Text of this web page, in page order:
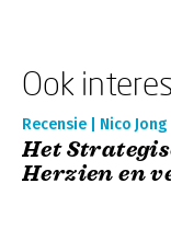
Ook
Recensie | Nico Jong
Het
Herzien en